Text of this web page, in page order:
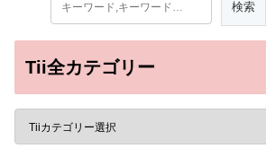
Tii全カテゴリー